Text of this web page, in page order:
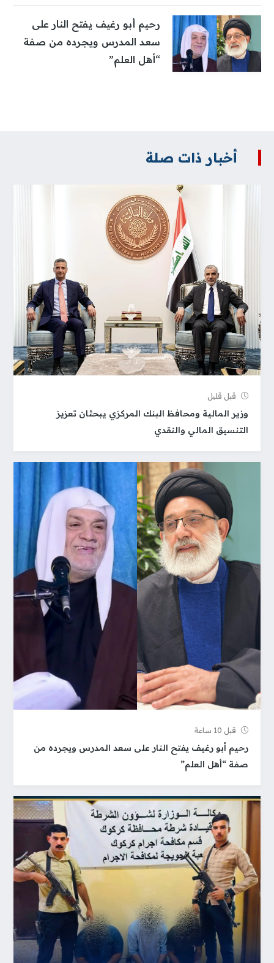
رحيم أبو رغيف يفتح النار على
سعد المدرس ويجرده من صفة
“أهل العلم”
أخبار ذات صلة
قبل قلیل
وزير المالية ومحافظ البنك المركزي يبحثان تعزيز
التنسيق المالي والنقدي
قبل 10 ساعة
رحيم أبو رغيف يفتح النار على سعد المدرس ويجرده من
صفة “أهل العلم”